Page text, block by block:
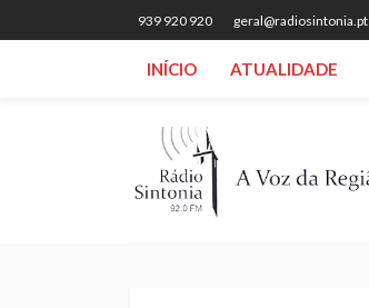
939 920 920 geral@radiosintonia.pt
INÍCIO ATUALIDADE